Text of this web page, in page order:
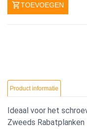
TOEVOEGEN
Product informatie
Ideaal voor het
Zweeds Rabatplanken